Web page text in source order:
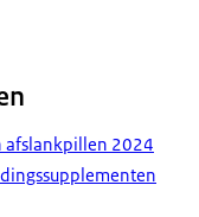
afslankpillen 2024